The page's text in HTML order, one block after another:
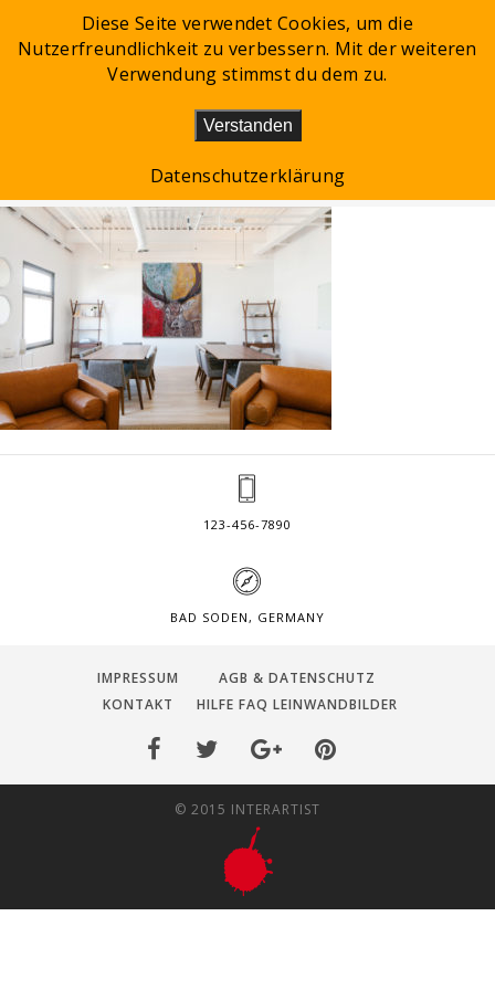
Toggle
HIRSCH_LIVING2
123-456-7890
BAD SODEN, GERMANY
IMPRESSUM
KONTAKT
AGB & DATENSCHUTZ
HILFE FAQ LEINWANDBILDER
© 2015 INTERARTIST
Diese Seite verwendet Cookies, um die
Nutzerfreundlichkeit zu verbessern. Mit der weiteren
Verwendung stimmst du dem zu.
Verstanden
Datenschutzerklärung